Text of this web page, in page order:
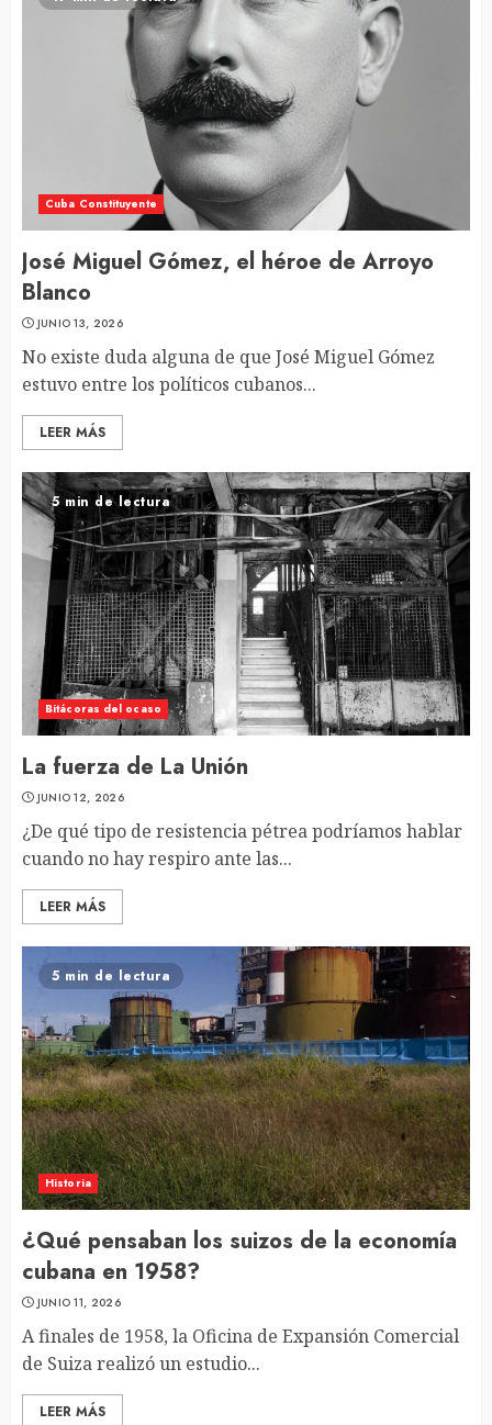
Cuba Constituyente
José Miguel Gómez, el héroe de Arroyo
Blanco
JUNIO 13, 2026
No existe duda alguna de que José Miguel Gómez
estuvo entre los políticos cubanos...
LEER MÁS
5 min de lectura
Bitácoras del ocaso
La fuerza de La Unión
JUNIO 12, 2026
¿De qué tipo de resistencia pétrea podríamos hablar
cuando no hay respiro ante las...
LEER MÁS
5 min de lectura
Historia
¿Qué pensaban los suizos de la economía
cubana en 1958?
JUNIO 11, 2026
A finales de 1958, la Oficina de Expansión Comercial
de Suiza realizó un estudio...
LEER MÁS